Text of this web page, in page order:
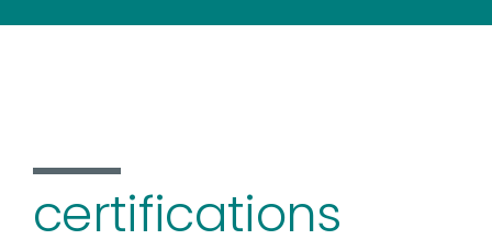
certifications